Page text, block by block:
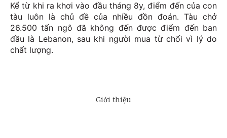
Kể từ khi ra khơi vào đầu tháng 8y, điểm đến của con
tàu luôn là chủ đề của nhiều đồn đoán. Tàu chở
26.500 tấn ngô đã không đến được điểm đến ban
đầu là Lebanon, sau khi người mua từ chối vì lý do
chất lượng.